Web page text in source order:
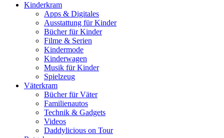
Kinderkram
Apps & Digitales
Ausstattung für Kinder
Bücher für Kinder
Filme & Serien
Kindermode
Kinderwagen
Musik für Kinder
Spielzeug
Väterkram
Bücher für Väter
Familienautos
Technik & Gadgets
Videos
Daddylicious on Tour